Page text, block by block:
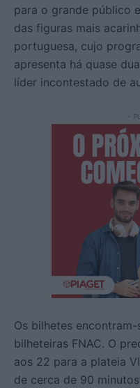
para o grande público
das figuras mais
portuguesa, cujo
apresenta há quase
líder incontestado de
-
Os bilhetes
bilheteiras FNAC. O
aos 22 para a plateia
de cerca de 90